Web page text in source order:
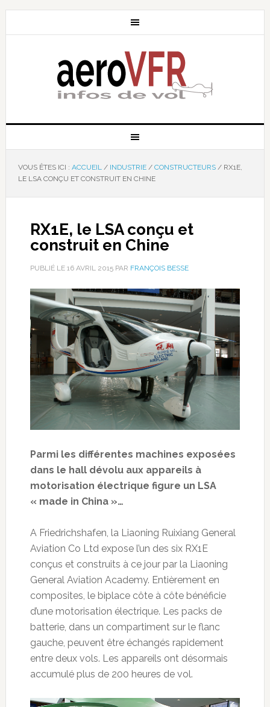
VOUS ÊTES ICI : ACCUEIL / INDUSTRIE / CONSTRUCTEURS /RX1E,
LE LSA CONÇU ET CONSTRUIT EN CHINE
RX1E, le LSA conçu et
construit en Chine
PUBLIÉ LE 16 AVRIL 2015PAR FRANÇOIS BESSE
Parmi les différentes machines exposées
dans le hall dévolu aux appareils à
motorisation électrique figure un LSA
« made in China »…
A Friedrichshafen, la Liaoning Ruixiang General
Aviation Co Ltd expose l’un des six RX1E
conçus et construits à ce jour par la Liaoning
General Aviation Academy. Entièrement en
composites, le biplace côte à côte bénéficie
d’une motorisation électrique. Les packs de
batterie, dans un compartiment sur le flanc
gauche, peuvent être échangés rapidement
entre deux vols. Les appareils ont désormais
accumulé plus de 200 heures de vol.